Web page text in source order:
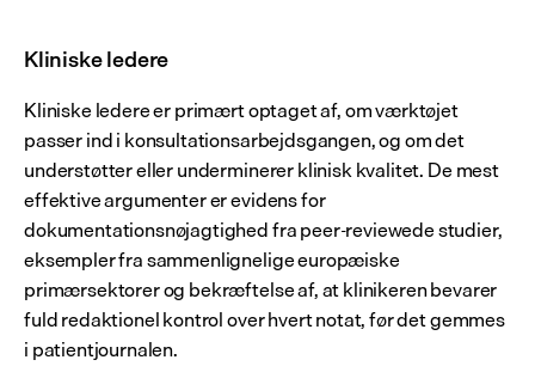
Kliniske ledere
Kliniske ledere er primært optaget af, om værktøjet
passer ind i konsultationsarbejdsgangen, og om det
understøtter eller underminerer klinisk kvalitet. De mest
effektive argumenter er evidens for
dokumentationsnøjagtighed fra peer-reviewede studier,
eksempler fra sammenlignelige europæiske
primærsektorer og bekræftelse af, at klinikeren bevarer
fuld redaktionel kontrol over hvert notat, før det gemmes
i patientjournalen.